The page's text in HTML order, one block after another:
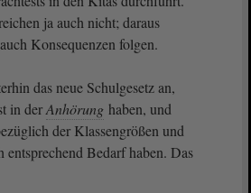
ja auch nicht; daraus
Konsequenzen folgen.
das neue Schulgesetz an,
in derAnhörung haben, und
der Klassengrößen und
entsprechend Bedarf haben. Das